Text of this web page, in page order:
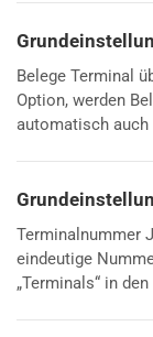
Belege Terminal
Option, werden
automatisch auch
Terminalnummer
eindeutige
„Terminals“ in